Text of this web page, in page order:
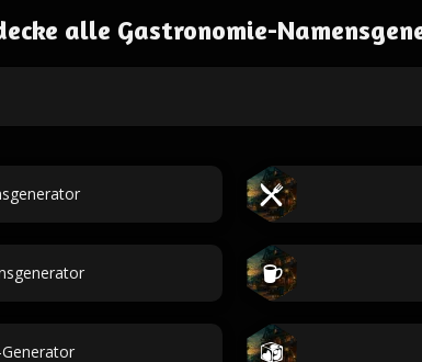
alle Gastronomie-